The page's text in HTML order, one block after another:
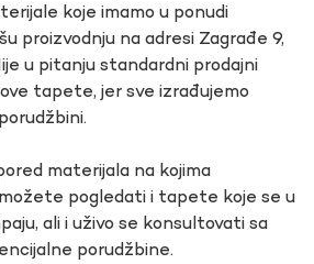
koje imamo u ponudi
proizvodnju na adresi Zagrađe 9,
u pitanju standardni prodajni
tapete, jer sve izrađujemo
materijala na kojima
pogledati i tapete koje se u
ali i uživo se konsultovati sa
porudžbine.